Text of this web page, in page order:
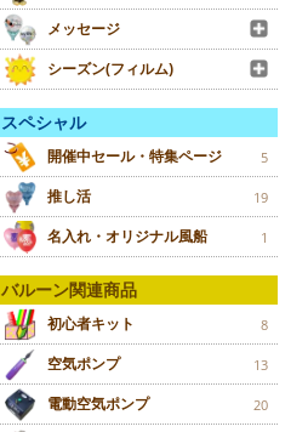
メッセージ
シーズン(フィルム)
スペシャル
開催中セール・特集ページ 5
推し活 19
名入れ・オリジナル風船 1
バルーン関連商品
初心者キット 8
空気ポンプ 13
電動空気ポンプ 20